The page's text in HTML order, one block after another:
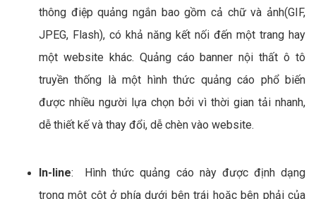
thông điệp quảng ngắn bao gồm cả chữ và ảnh(GIF,
JPEG, Flash), có khả năng kết nối đến một trang hay
một website khác. Quảng cáo banner nội thất ô tô
truyền thống là một hình thức quảng cáo phổ biến
được nhiều người lựa chọn bởi vì thời gian tải nhanh,
dễ thiết kế và thay đổi, dễ chèn vào website.
In-line: Hình thức quảng cáo này được định dạng
trong một cột ở phía dưới bên trái hoặc bên phải của